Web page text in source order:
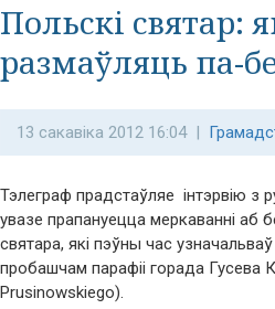
Польскі святар:
размаўляць па-
13 сакавіка 2012 16:04 |
Тэлеграф прадстаўляе інтэрвію
увазе прапануецца меркаванні аб
святара, які пэўны час
пробашчам парафіі горада Гусева
Prusinowskiego).